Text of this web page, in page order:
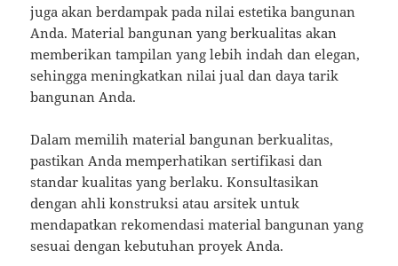
juga akan berdampak pada nilai estetika bangunan
Anda. Material bangunan yang berkualitas akan
memberikan tampilan yang lebih indah dan elegan,
sehingga meningkatkan nilai jual dan daya tarik
bangunan Anda.
Dalam memilih material bangunan berkualitas,
pastikan Anda memperhatikan sertifikasi dan
standar kualitas yang berlaku. Konsultasikan
dengan ahli konstruksi atau arsitek untuk
mendapatkan rekomendasi material bangunan yang
sesuai dengan kebutuhan proyek Anda.